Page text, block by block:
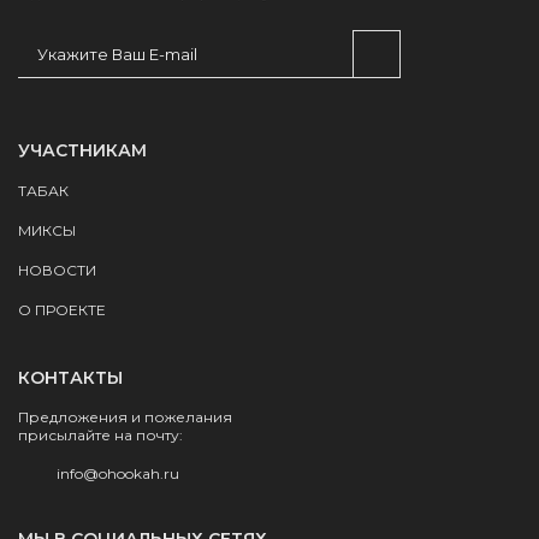
УЧАСТНИКАМ
ТАБАК
МИКСЫ
НОВОСТИ
О ПРОЕКТЕ
КОНТАКТЫ
Предложения и пожелания
присылайте на почту:
info@ohookah.ru